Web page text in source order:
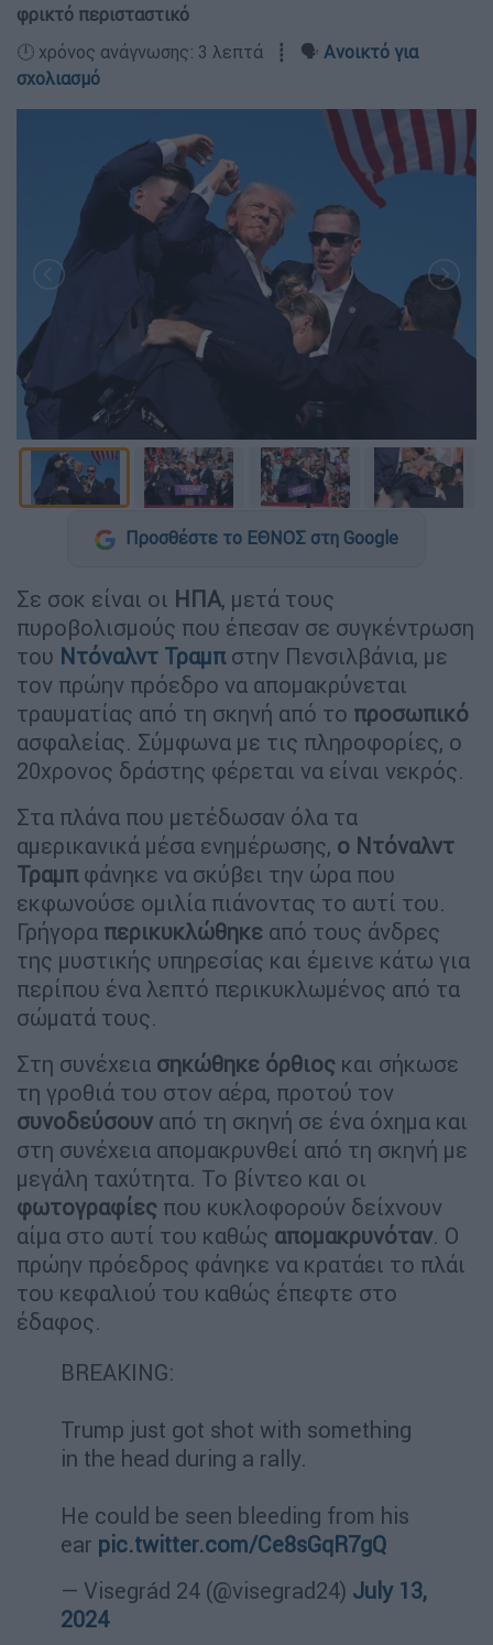
φρικτό περισταστικό
🕛 χρόνος ανάγνωσης: 3 λεπτά ┋ 🗣️ Ανοικτό για
σχολιασμό
Προσθέστε το ΕΘΝΟΣ στη Google
Σε σοκ είναι οι ΗΠΑ, μετά τους
πυροβολισμούς που έπεσαν σε συγκέντρωση
του Ντόναλντ Τραμπστην Πενσιλβάνια, με
τον πρώην πρόεδρο να απομακρύνεται
τραυματίας από τη σκηνή από το προσωπικό
ασφαλείας. Σύμφωνα με τις πληροφορίες, ο
20χρονος δράστης φέρεται να είναι νεκρός.
Στα πλάνα που μετέδωσαν όλα τα
αμερικανικά μέσα ενημέρωσης, ο Ντόναλντ
Τραμπφάνηκε να σκύβει την ώρα που
εκφωνούσε ομιλία πιάνοντας το αυτί του.
Γρήγορα περικυκλώθηκε από τους άνδρες
της μυστικής υπηρεσίας και έμεινε κάτω για
περίπου ένα λεπτό περικυκλωμένος από τα
σώματά τους.
Στη συνέχεια σηκώθηκε όρθιος και σήκωσε
τη γροθιά του στον αέρα, προτού τον
συνοδεύσουν από τη σκηνή σε ένα όχημα και
στη συνέχεια απομακρυνθεί από τη σκηνή με
μεγάλη ταχύτητα. Το βίντεο και οι
φωτογραφίες που κυκλοφορούν δείχνουν
αίμα στο αυτί του καθώς απομακρυνόταν. Ο
πρώην πρόεδρος φάνηκε να κρατάει το πλάι
του κεφαλιού του καθώς έπεφτε στο
έδαφος.
BREAKING:
Trump just got shot with something
in the head during a rally.
He could be seen bleeding from his
ear pic.twitter.com/Ce8sGqR7gQ
— Visegrád 24 (@visegrad24) July 13,
2024